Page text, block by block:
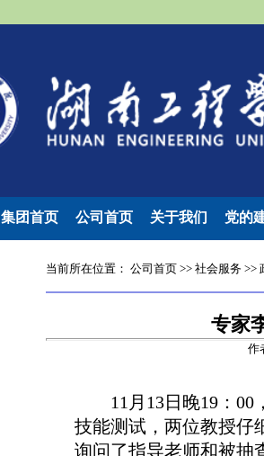
集团首页 公司首页 关于我们 党的
当前所在位置： 公司首页>> 社会服务>>
专家
作
11月13日晚19：00
技能测试，两位教授仔
询问了指导老师和被抽